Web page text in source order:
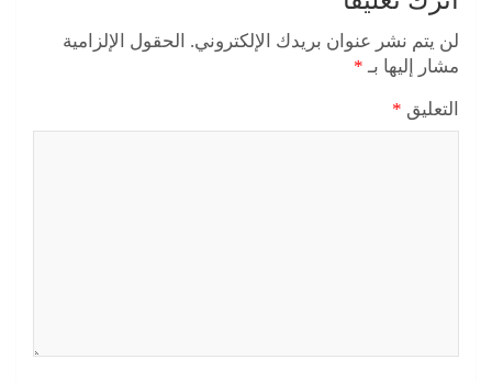
لن يتم نشر عنوان بريدك الإلكتروني. الحقول الإلزامية
مشار إليها بـ *
التعليق *